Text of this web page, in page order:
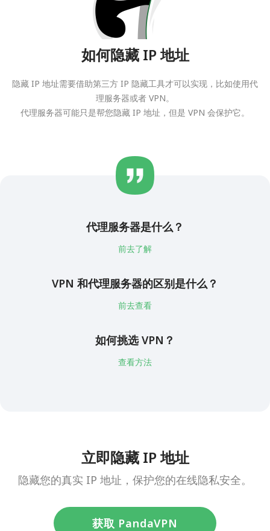
如何隐藏 IP 地址
隐藏 IP 地址需要借助第三方 IP 隐藏工具才可以实现，比如使用代
理服务器或者 VPN。
代理服务器可能只是帮您隐藏 IP 地址，但是 VPN 会保护它。
代理服务器是什么？
前去了解
VPN 和代理服务器的区别是什么？
前去查看
如何挑选 VPN？
查看方法
立即隐藏 IP 地址
隐藏您的真实 IP 地址，保护您的在线隐私安全。
获取 PandaVPN